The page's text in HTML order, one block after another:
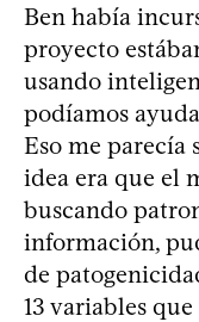
Ben había
proyecto
usando
podíamos
Eso me parecía
idea era que el
buscando
información,
de
13 variables